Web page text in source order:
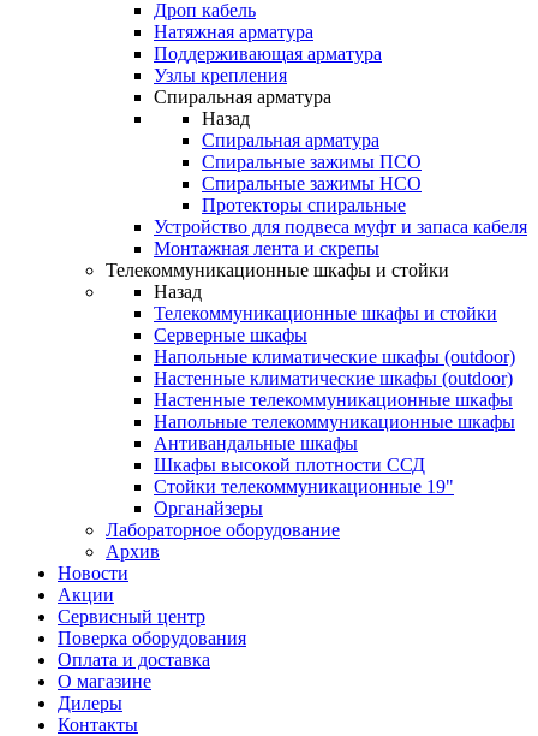
Дроп кабель
Натяжная арматура
Поддерживающая арматура
Узлы крепления
Спиральная арматура
Назад
Спиральная арматура
Спиральные зажимы ПСО
Спиральные зажимы НСО
Протекторы спиральные
Устройство для подвеса муфт и запаса кабеля
Монтажная лента и скрепы
Телекоммуникационные шкафы и стойки
Назад
Телекоммуникационные шкафы и стойки
Серверные шкафы
Напольные климатические шкафы (outdoor)
Настенные климатические шкафы (outdoor)
Настенные телекоммуникационные шкафы
Напольные телекоммуникационные шкафы
Антивандальные шкафы
Шкафы высокой плотности ССД
Стойки телекоммуникационные 19"
Органайзеры
Лабораторное оборудование
Архив
Новости
Акции
Сервисный центр
Поверка оборудования
Оплата и доставка
О магазине
Дилеры
Контакты